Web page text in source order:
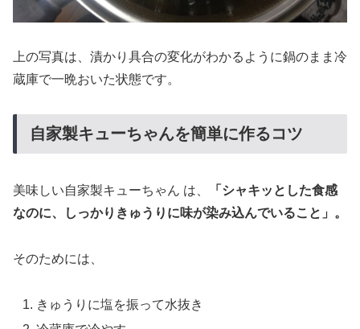
上の写真は、漬かり具合の変化がわかるように鍋のまま冷
蔵庫で一晩おいた状態です。
自家製キューちゃんを簡単に作るコツ
美味しい自家製キューちゃん は、
「シャキッとした食感
なのに、しっかりきゅうりに味が染み込んでいること」。
そのためには、
きゅうりに塩を振って水抜き